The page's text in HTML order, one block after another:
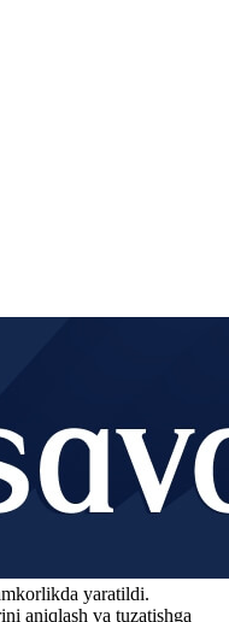
yaratildi.
aniqlash va tuzatishga